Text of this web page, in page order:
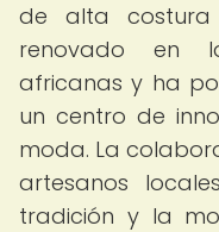
de alta costura
renovado en
africanas y ha
un centro de
moda. La
artesanos
tradición y la